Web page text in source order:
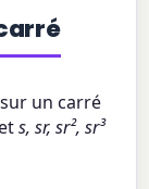
un carré
s, sr, sr², sr³